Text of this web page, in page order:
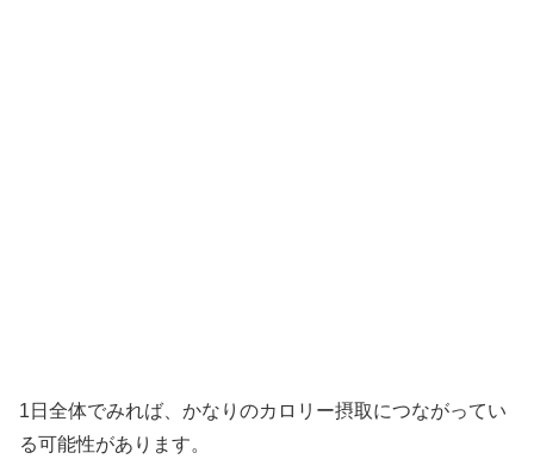
1日全体でみれば、かなりのカロリー摂取につながってい
る可能性があります。